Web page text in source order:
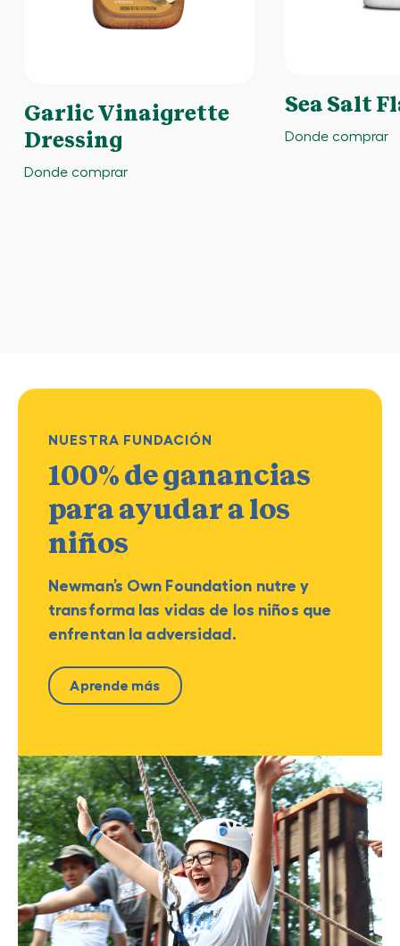
Garlic Vinaigrette
Dressing
Donde comprar
Sea Salt
Donde comprar
NUESTRA FUNDACIÓN
100% de ganancias
para ayudar a los
niños
Newman’s Own Foundation nutre y
transforma las vidas de los niños que
enfrentan la adversidad.
Aprende más